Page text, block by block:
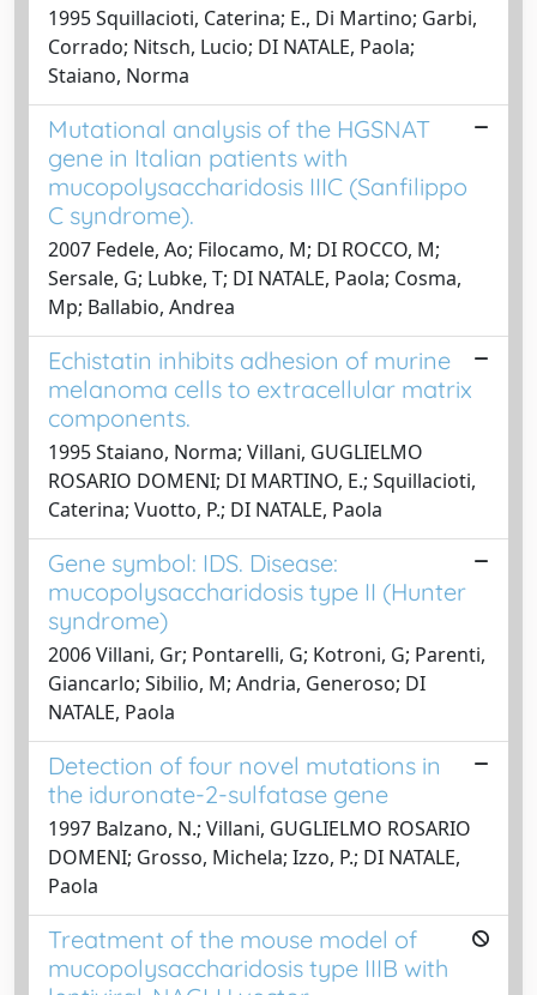
1995 Squillacioti, Caterina; E., Di Martino; Garbi,
Corrado; Nitsch, Lucio; DI NATALE, Paola;
Staiano, Norma
Mutational analysis of the HGSNAT
gene in Italian patients with
mucopolysaccharidosis IIIC (Sanfilippo
C syndrome).
2007 Fedele, Ao; Filocamo, M; DI ROCCO, M;
Sersale, G; Lubke, T; DI NATALE, Paola; Cosma,
Mp; Ballabio, Andrea
Echistatin inhibits adhesion of murine
melanoma cells to extracellular matrix
components.
1995 Staiano, Norma; Villani, GUGLIELMO
ROSARIO DOMENI; DI MARTINO, E.; Squillacioti,
Caterina; Vuotto, P.; DI NATALE, Paola
Gene symbol: IDS. Disease:
mucopolysaccharidosis type II (Hunter
syndrome)
2006 Villani, Gr; Pontarelli, G; Kotroni, G; Parenti,
Giancarlo; Sibilio, M; Andria, Generoso; DI
NATALE, Paola
Detection of four novel mutations in
the iduronate-2-sulfatase gene
1997 Balzano, N.; Villani, GUGLIELMO ROSARIO
DOMENI; Grosso, Michela; Izzo, P.; DI NATALE,
Paola
Treatment of the mouse model of
mucopolysaccharidosis type IIIB with